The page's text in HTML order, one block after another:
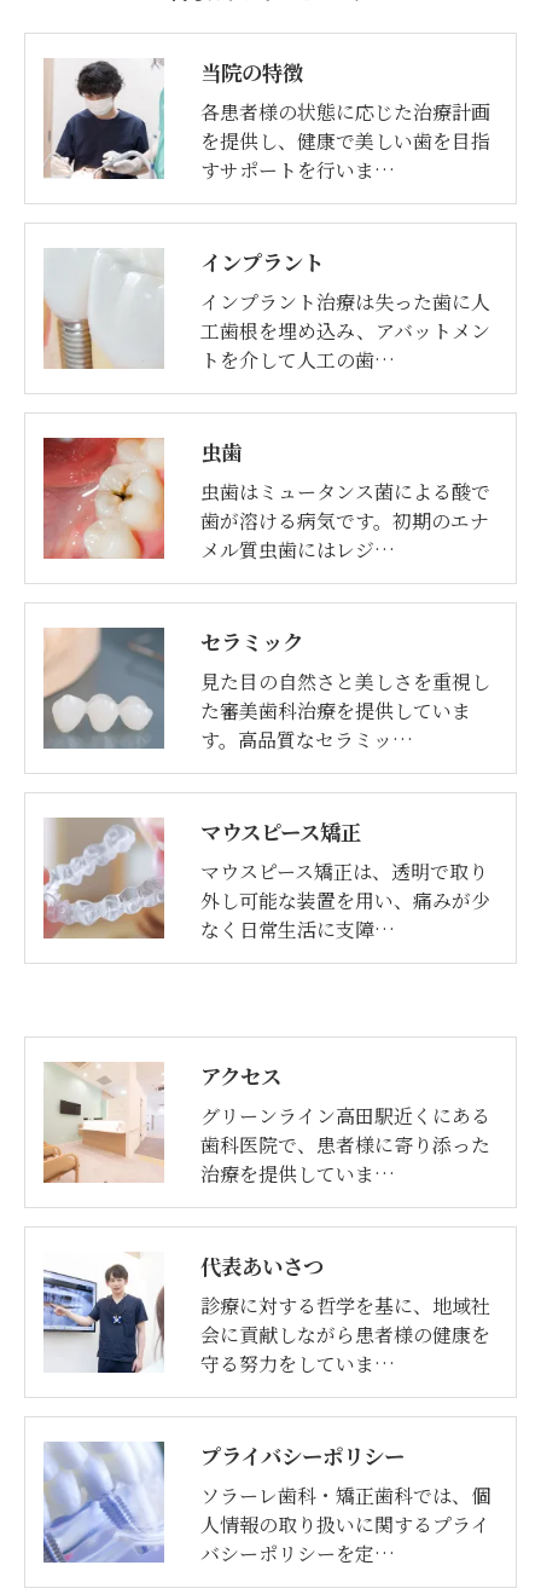
当院の特徴
各患者様の状態に応じた治療計画
を提供し、健康で美しい歯を目指
すサポートを行いま…
インプラント
インプラント治療は失った歯に人
工歯根を埋め込み、アバットメン
トを介して人工の歯…
虫歯
虫歯はミュータンス菌による酸で
歯が溶ける病気です。初期のエナ
メル質虫歯にはレジ…
セラミック
見た目の自然さと美しさを重視し
た審美歯科治療を提供していま
す。高品質なセラミッ…
マウスピース矯正
マウスピース矯正は、透明で取り
外し可能な装置を用い、痛みが少
なく日常生活に支障…
アクセス
グリーンライン高田駅近くにある
歯科医院で、患者様に寄り添った
治療を提供していま…
代表あいさつ
診療に対する哲学を基に、地域社
会に貢献しながら患者様の健康を
守る努力をしていま…
プライバシーポリシー
ソラーレ歯科・矯正歯科では、個
人情報の取り扱いに関するプライ
バシーポリシーを定…